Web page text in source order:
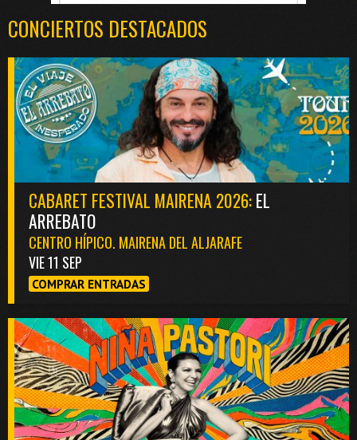
CONCIERTOS DESTACADOS
CABARET FESTIVAL MAIRENA 2026:EL
ARREBATO
CENTRO HÍPICO. MAIRENA DEL ALJARAFE
VIE 11 SEP
COMPRAR ENTRADAS